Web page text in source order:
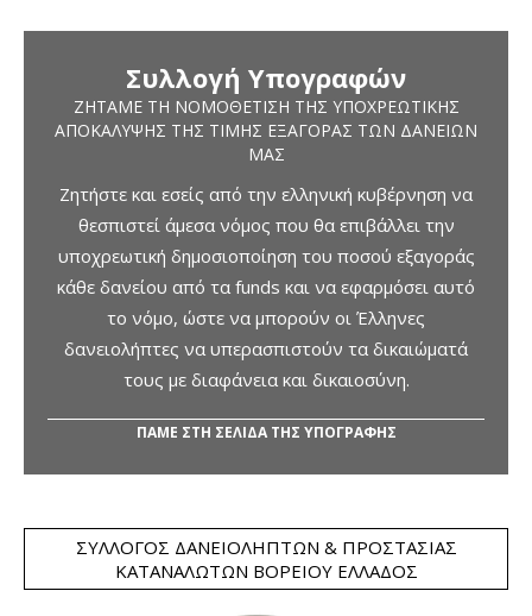
Συλλογή Υπογραφών
ΖΗΤΆΜΕ ΤΗ ΝΟΜΟΘΈΤΙΣΗ ΤΗΣ ΥΠΟΧΡΕΩΤΙΚΉΣ
ΑΠΟΚΆΛΥΨΗΣ ΤΗΣ ΤΙΜΉΣ ΕΞΑΓΟΡΆΣ ΤΩΝ ΔΑΝΕΊΩΝ
ΜΑΣ
Ζητήστε και εσείς από την ελληνική κυβέρνηση να
θεσπιστεί άμεσα νόμος που θα επιβάλλει την
υποχρεωτική δημοσιοποίηση του ποσού εξαγοράς
κάθε δανείου από τα funds και να εφαρμόσει αυτό
το νόμο, ώστε να μπορούν οι Έλληνες
δανειολήπτες να υπερασπιστούν τα δικαιώματά
τους με διαφάνεια και δικαιοσύνη.
ΠΑΜΕ ΣΤΗ ΣΕΛΙΔΑ ΤΗΣ ΥΠΟΓΡΑΦΗΣ
ΣΎΛΛΟΓΟΣ ΔΑΝΕΙΟΛΗΠΤΏΝ & ΠΡΟΣΤΑΣΊΑΣ
ΚΑΤΑΝΑΛΩΤΏΝ ΒΟΡΕΊΟΥ ΕΛΛΆΔΟΣ